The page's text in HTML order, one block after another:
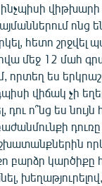
ինչպիսի
ոնց
հետո շրջվել
մեջ 12 մահ
որտեղ ես
վիճակ չի
դու ո՞նց ես նույն
բարձր կարծիքը